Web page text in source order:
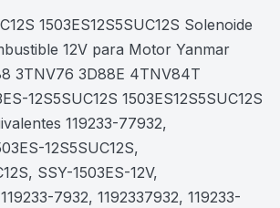
1503ES12S5SUC12S Solenoide
12V para Motor Yanmar
3TNV76 3D88E 4TNV84T
12S5SUC12S 1503ES12S5SUC12S
119233-77932,
12S5SUC12S,
SSY-1503ES-12V,
7932, 1192337932, 119233-